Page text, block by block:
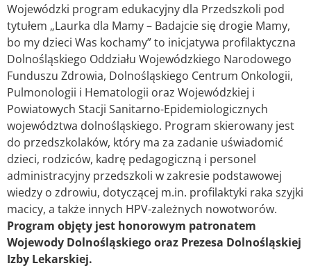
Wojewódzki program edukacyjny dla Przedszkoli pod
tytułem „Laurka dla Mamy – Badajcie się drogie Mamy,
bo my dzieci Was kochamy”to inicjatywa profilaktyczna
Dolnośląskiego Oddziału Wojewódzkiego Narodowego
Funduszu Zdrowia, Dolnośląskiego Centrum Onkologii,
Pulmonologii i Hematologii oraz Wojewódzkiej i
Powiatowych Stacji Sanitarno-Epidemiologicznych
województwa dolnośląskiego. Program skierowany jest
do przedszkolaków, który ma za zadanie uświadomić
dzieci, rodziców, kadrę pedagogiczną i personel
administracyjny przedszkoli w zakresie podstawowej
wiedzy o zdrowiu, dotyczącej m.in. profilaktyki raka szyjki
macicy, a także innych HPV-zależnych nowotworów.
Program objęty jest honorowym patronatem
Wojewody Dolnośląskiego oraz Prezesa Dolnośląskiej
Izby Lekarskiej.